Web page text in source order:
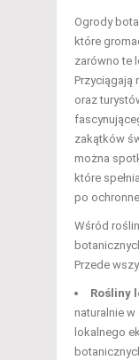
Ogrody
które
zarówno te
Przyciągają
oraz
zakątków
można
które
po
Wśród
Przede
Rośliny
naturalnie w
lokalnego